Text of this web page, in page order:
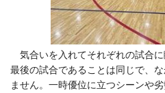
気合いを入れてそれぞれの試合
最後の試合であることは同じで、
ません。一時優位に立つシーンや